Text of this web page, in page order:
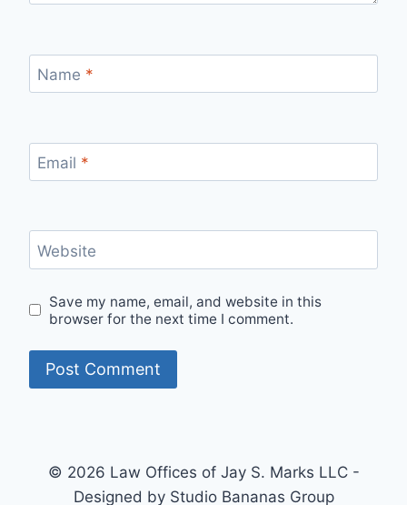
Name *
Email *
Website
Save my name, email, and website in this
browser for the next time I comment.
© 2026 Law Offices of Jay S. Marks LLC -
Designed by Studio Bananas Group